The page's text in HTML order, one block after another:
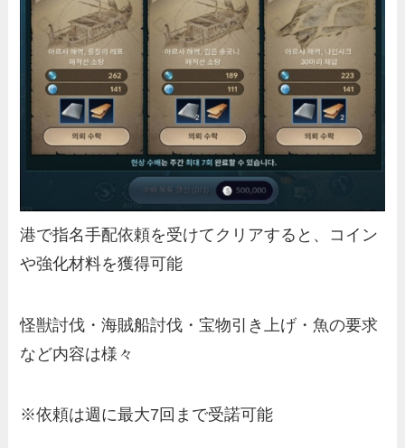
港で指名手配依頼を受けてクリアすると、コイン
や強化材料を獲得可能
怪獣討伐・海賊船討伐・宝物引き上げ・魚の要求
など内容は様々
※依頼は週に最大7回まで受諾可能